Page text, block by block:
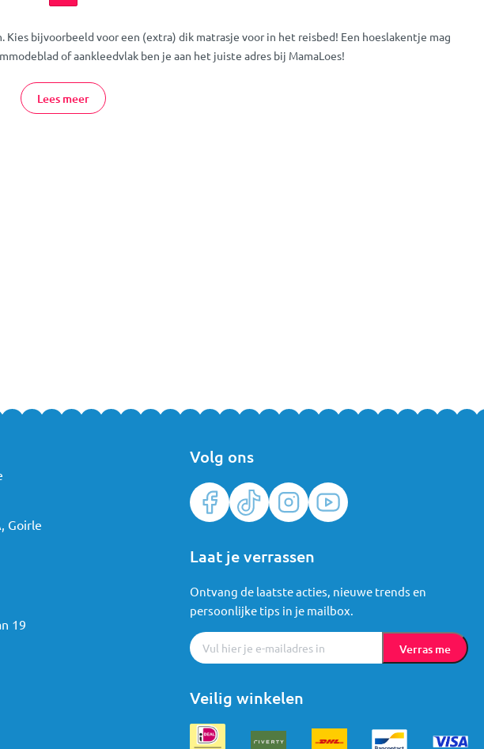
bijvoorbeeld voor een (extra) dik matrasje voor in het reisbed! Een hoeslakentje mag
of aankleedvlak ben je aan het juiste adres bij MamaLoes!
Bescherm je kleintje tegen muggen en ander 'ongedierte' met één van onze
Lees meer
Goirle
19
Volg ons
Veilig winkelen
Laat je verrassen
Ontvang de laatste acties, nieuwe trends en
persoonlijke tips in je mailbox.
Verras me